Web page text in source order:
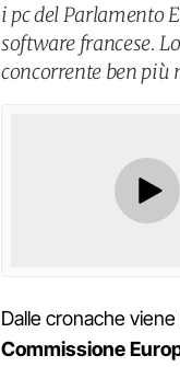
i pc del Parlamento
software francese.
concorrente ben più
Dalle cronache
Commissione